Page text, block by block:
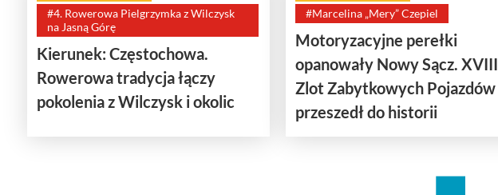
#4. Rowerowa Pielgrzymka z Wilczysk
na Jasną Górę
Kierunek: Częstochowa.
Rowerowa tradycja łączy
pokolenia z Wilczysk i okolic
#Marcelina „Mery” Czepiel
Motoryzacyjne perełki
opanowały Nowy Sącz. XVIII
Zlot Zabytkowych Pojazdów
przeszedł do historii